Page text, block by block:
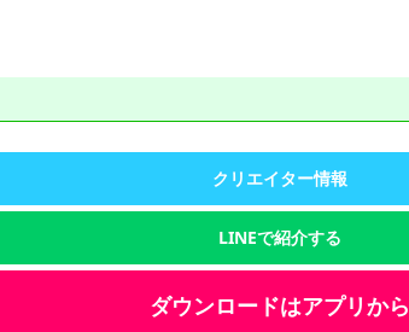
クリエイター情報
LINEで紹介する
ダウンロードはアプリから